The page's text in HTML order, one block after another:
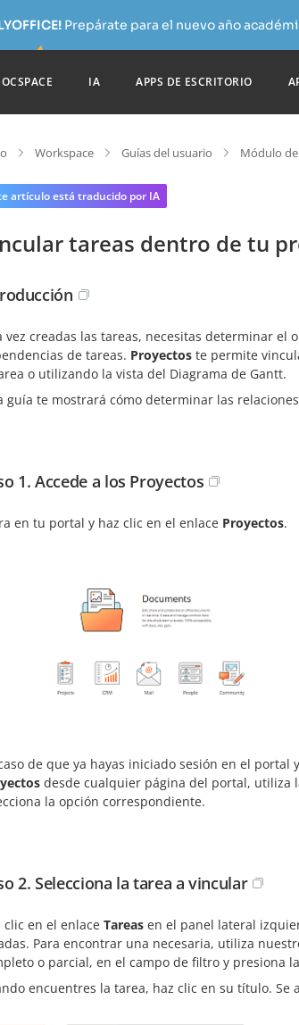
Prepárate para el nuevo año
IA APPS DE ESCRITORIO
Workspace Guías del usuario Módulo
artículo está traducido por IA
tareas dentro de tu
vez creadas las tareas, necesitas determinar
de tareas. Proyectos te permite
o utilizando la vista del Diagrama de Gantt.
guía te mostrará cómo determinar las
1. Accede a los Proyectos
en tu portal y haz clic en el enlace Proyectos.
de que ya hayas iniciado sesión en el
desde cualquier página del portal, utiliza
la opción correspondiente.
2. Selecciona la tarea a vincular
clic en el enlace Tareas en el panel lateral
Para encontrar una necesaria, utiliza
o parcial, en el campo de filtro y presiona
encuentres la tarea, haz clic en su título.